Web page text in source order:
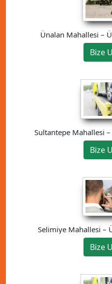
Ünalan Mahallesi –
Bize
Sultantepe Mahallesi –
Bize
Selimiye Mahallesi –
Bize